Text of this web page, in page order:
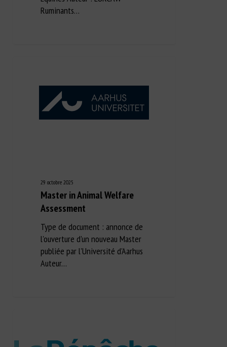
Ruminants…
29 octobre 2025
Master in Animal Welfare
Assessment
Type de document : annonce de
l'ouverture d'un nouveau Master
publiée par l'Université d'Aarhus
Auteur…